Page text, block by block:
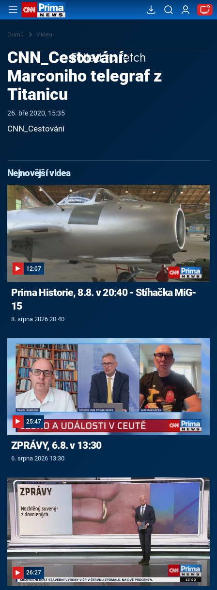
Domů Videa
Failed to fetch
CNN_Cestování:
Marconiho telegraf z
Titanicu
26. bře 2020, 15:35
CNN_Cestování
Nejnovější videa
12:07
Prima Historie, 8.8. v 20:40 - Stíhačka MiG-
15
8. srpna 2026 20:40
25:47
ZPRÁVY, 6.8. v 13:30
6. srpna 2026 13:30
26:27